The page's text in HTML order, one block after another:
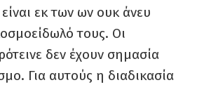
εκ των ων ουκ άνευ
τους. Οι
δεν έχουν σημασία
Για αυτούς η διαδικασία